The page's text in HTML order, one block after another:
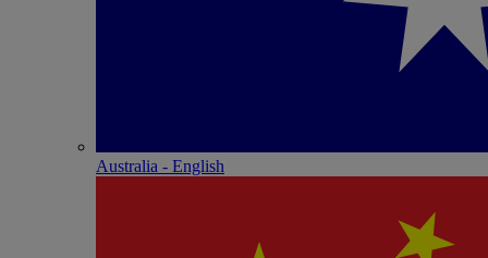
Australia - English